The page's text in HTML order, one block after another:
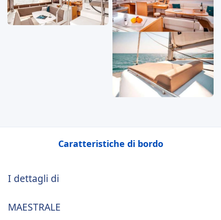
Caratteristiche di bordo
I dettagli di
MAESTRALE